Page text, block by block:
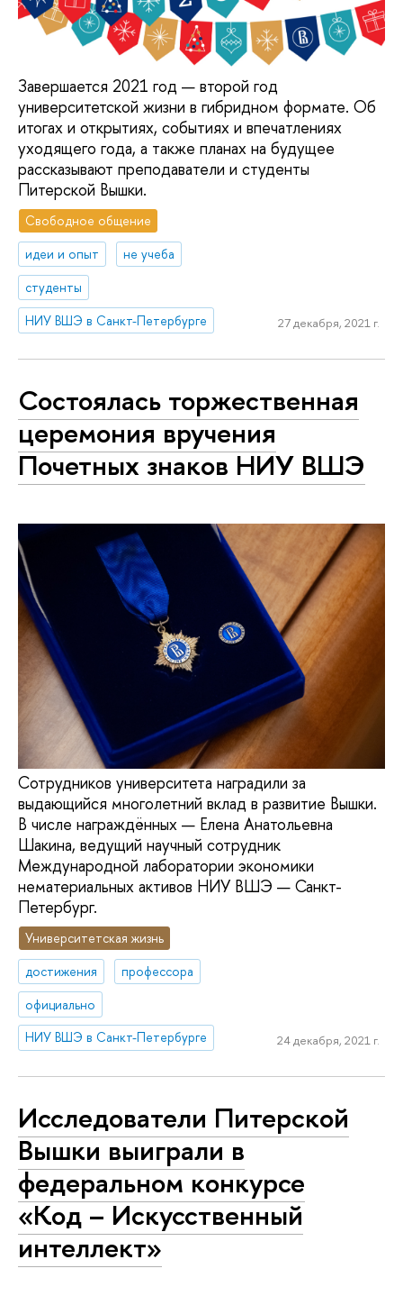
Завершается 2021 год — второй год
университетской жизни в гибридном формате. Об
итогах и открытиях, событиях и впечатлениях
уходящего года, а также планах на будущее
рассказывают преподаватели и студенты
Питерской Вышки.
Свободное общение
идеи и опыт
не учеба
студенты
НИУ ВШЭ в Санкт-Петербурге
27 декабря, 2021 г.
Состоялась торжественная
церемония вручения
Почетных знаков НИУ ВШЭ
Сотрудников университета наградили за
выдающийся многолетний вклад в развитие Вышки.
В числе награждённых — Елена Анатольевна
Шакина, ведущий научный сотрудник
Международной лаборатории экономики
нематериальных активов НИУ ВШЭ — Санкт-
Петербург.
Университетская жизнь
достижения
профессора
официально
НИУ ВШЭ в Санкт-Петербурге
24 декабря, 2021 г.
Исследователи Питерской
Вышки выиграли в
федеральном конкурсе
«Код – Искусственный
интеллект»